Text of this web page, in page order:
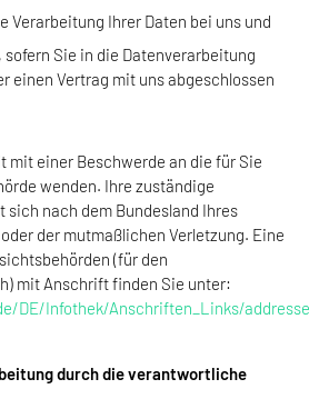
Verarbeitung Ihrer Daten bei uns und
Sie in die Datenverarbeitung
einen Vertrag mit uns abgeschlossen
mit einer Beschwerde an die für Sie
wenden. Ihre zuständige
nach dem Bundesland Ihres
der mutmaßlichen Verletzung. Eine
(für den
mit Anschrift finden Sie unter:
DE/Infothek/Anschriften_Links/
durch die verantwortliche